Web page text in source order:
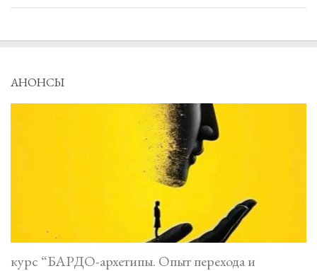
АНОНСЫ
курс “БАРДО-архетипы. Опыт перехода и